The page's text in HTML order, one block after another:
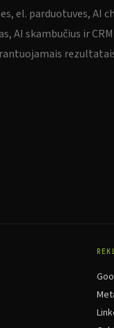
el. parduotuves, AI
AI skambučius ir